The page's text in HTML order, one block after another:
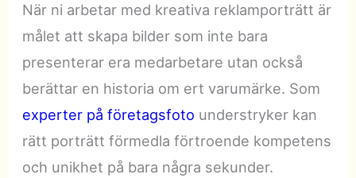
När ni arbetar med kreativa reklamporträtt är
målet att skapa bilder som inte bara
presenterar era medarbetare utan också
berättar en historia om ert varumärke. Som
experter på företagsfoto understryker kan
rätt porträtt förmedla förtroende kompetens
och unikhet på bara några sekunder.